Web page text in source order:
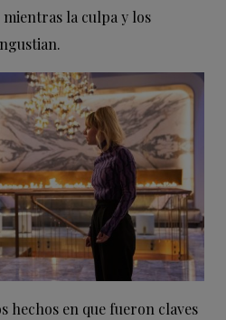
mientras la culpa y los
hechos en que fueron claves